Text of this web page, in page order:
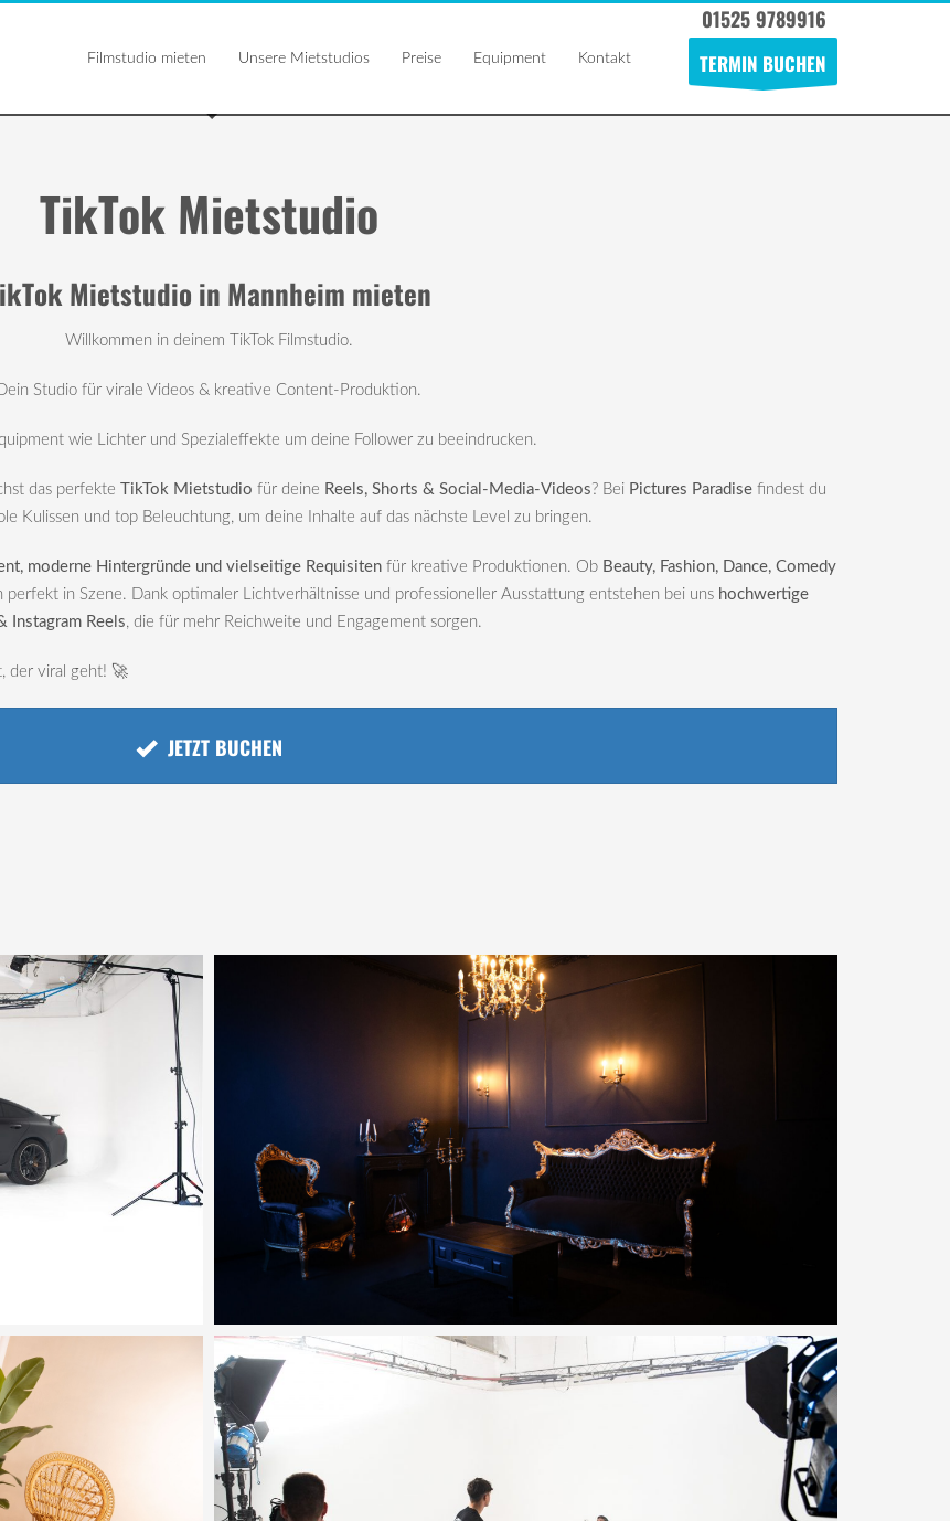
‎01525 9789916
Filmstudio mieten Unsere Mietstudios Preise Equipment Kontakt TERMIN BUCHEN
TikTok Mietstudio
Mietstudio in Mannheim mieten
Willkommen in deinem TikTok Filmstudio.
Studio für virale Videos & kreative Content-Produktion.
wie Lichter und Spezialeffekte um deine Follower zu beeindrucken.
das perfekte TikTok Mietstudio für deine Reels, Shorts & Social-Media-Videos? Bei Pictures Paradise findest du
Kulissen und top Beleuchtung, um deine Inhalte auf das nächste Level zu bringen.
moderne Hintergründe und vielseitige Requisiten für kreative Produktionen. Ob Beauty, Fashion, Dance, Comedy
in Szene. Dank optimaler Lichtverhältnisse und professioneller Ausstattung entstehen bei uns hochwertige
Instagram Reels, die für mehr Reichweite und Engagement sorgen.
der viral geht! 🚀
JETZT BUCHEN